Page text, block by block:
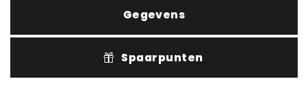
Gegevens
Spaarpunten